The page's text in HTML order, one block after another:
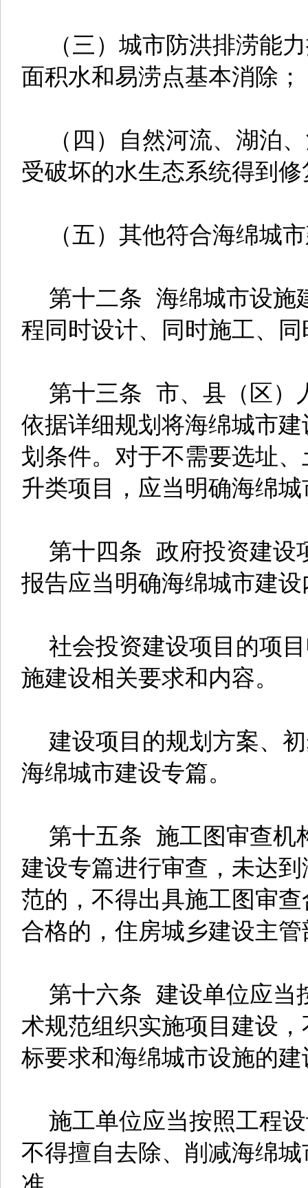
（三）城市防洪排涝能
面积水和易涝点基本消除；
（四）自然河流、湖泊
受破坏的水生态系统得到
（五）其他符合海绵城
第十二条 海绵城市设施
程同时设计、同时施工、
第十三条 市、县（区）
依据详细规划将海绵城市
划条件。对于不需要选址
升类项目，应当明确海绵
第十四条 政府投资建设
报告应当明确海绵城市建
社会投资建设项目的项
施建设相关要求和内容。
建设项目的规划方案、
海绵城市建设专篇。
第十五条 施工图审查机
建设专篇进行审查，未达
范的，不得出具施工图审
合格的，住房城乡建设主
第十六条 建设单位应当
术规范组织实施项目建设
标要求和海绵城市设施的
施工单位应当按照工程
不得擅自去除、削减海绵